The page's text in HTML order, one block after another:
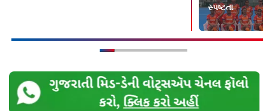
સ્પષ્ટતા